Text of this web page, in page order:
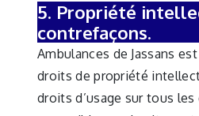
5. Propriété
contrefaçons.
Ambulances de Jassans
droits de propriété
droits d’usage sur tous